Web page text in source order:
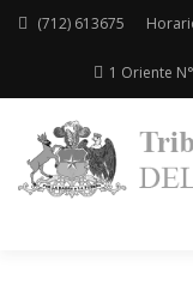
(712) 613675
1 Oriente